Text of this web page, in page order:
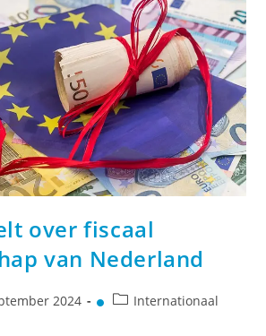
over fiscaal
van Nederland
2024 Internationaal